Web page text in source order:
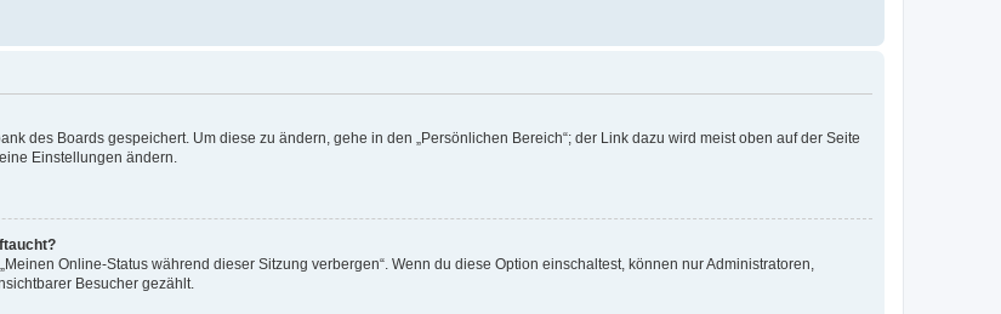
des Boards gespeichert. Um diese zu ändern, gehe in den „Persönlichen Bereich“; der Link dazu wird meist oben auf der Seite
Einstellungen ändern.
Online-Status während dieser Sitzung verbergen“. Wenn du diese Option einschaltest, können nur Administratoren,
Besucher gezählt.